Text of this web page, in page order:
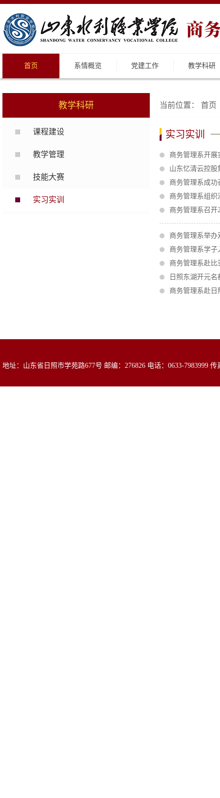
首页 系情概览 党建工作 教学科研
教学科研
课程建设
教学管理
技能大赛
实习实训
当前位置： 首页
实习实训
商务管理系开
山东忆清云控
商务管理系成
商务管理系组
商务管理系召开
商务管理系举办
商务管理系学子
商务管理系赴
日照东湖开元
商务管理系赴
地址：山东省日照市学苑路677号 邮编：276826 电话：0633-7983999 传